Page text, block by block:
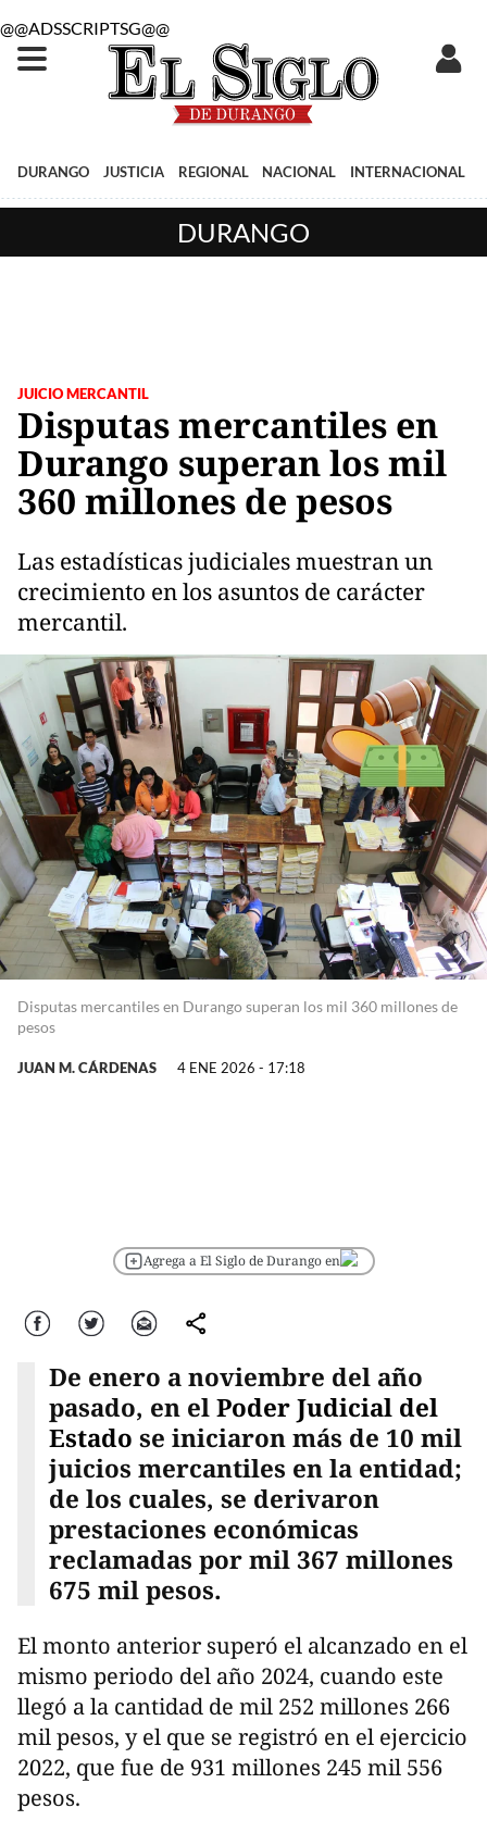
@@ADSSCRIPTSG@@
DURANGO JUSTICIA REGIONAL NACIONAL INTERNACIONAL
DURANGO
JUICIO MERCANTIL
Disputas mercantiles en
Durango superan los mil
360 millones de pesos
Las estadísticas judiciales muestran un
crecimiento en los asuntos de carácter
mercantil.
Disputas mercantiles en Durango superan los mil 360 millones de
pesos
JUAN M. CÁRDENAS 4 ENE 2026 - 17:18
Agrega a El Siglo de Durango en
Facebook Twitter Correo comparte
De enero a noviembre del año
pasado, en elPoder Judicial del
Estado se iniciaron más de 10 mil
juicios mercantiles en la entidad;
de los cuales, se derivaron
prestaciones económicas
reclamadas por mil 367 millones
675 mil pesos.
El monto anterior superó el alcanzado en el
mismo periodo del año 2024, cuando este
llegó a la cantidad de mil 252 millones 266
mil pesos, y el que se registró en el ejercicio
2022, que fue de 931 millones 245 mil 556
pesos.